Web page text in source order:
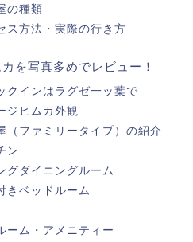
の種類
ス方法・実際の行き方
を写真多めでレビュー！
クインはラグゼ一ッ葉で
ジヒムカ外観
（ファミリータイプ）の紹介
ン
グダイニングルーム
きベッドルーム
ーム・アメニティー